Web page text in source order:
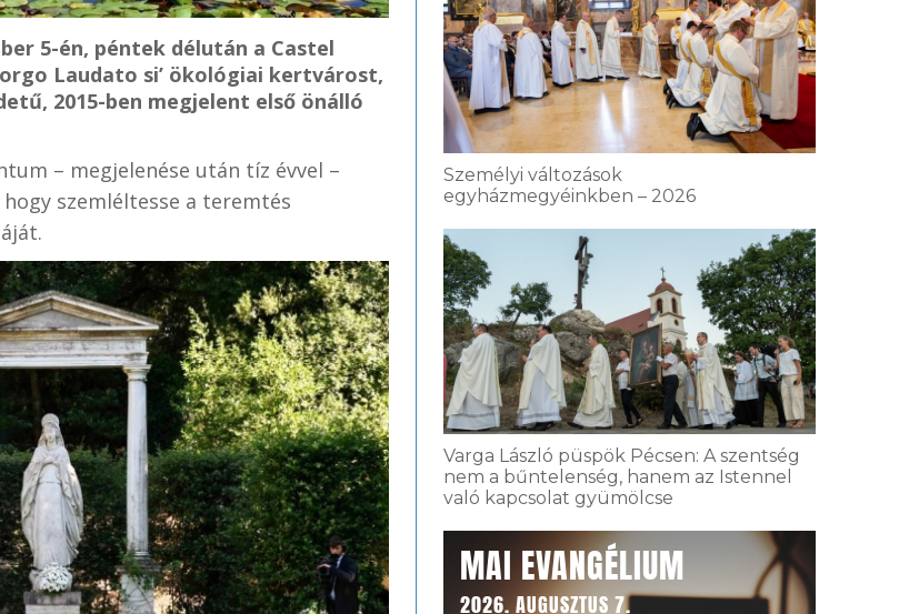
5-én, péntek délután a Castel
Laudato si’ ökológiai kertvárost,
2015-ben megjelent első önálló
– megjelenése után tíz évvel –
szemléltesse a teremtés
Személyi változások
egyházmegyéinkben – 2026
Varga László püspök Pécsen: A szentség
nem a bűntelenség, hanem az Istennel
való kapcsolat gyümölcse
MAI EVANGÉLIUM
2026. AUGUSZTUS 7.